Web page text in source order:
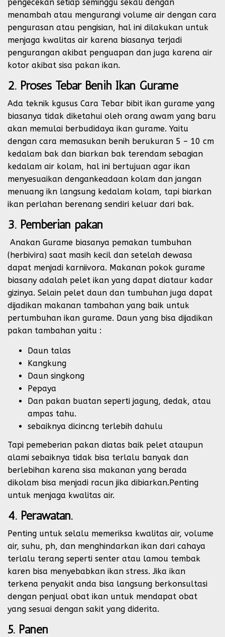
pengecekan setiap seminggu sekali dengan
menambah atau mengurangi volume air dengan cara
pengurasan atau pengisian, hal ini dilakukan untuk
menjaga kwalitas air karena biasanya terjadi
pengurangan akibat penguapan dan juga karena air
kotor akibat sisa pakan ikan.
2. Proses Tebar Benih Ikan Gurame
Ada teknik kgusus Cara Tebar bibit ikan gurame yang
biasanya tidak diketahui oleh orang awam yang baru
akan memulai berbudidaya ikan gurame. Yaitu
dengan cara memasukan benih berukuran 5 – 10 cm
kedalam bak dan biarkan bak terendam sebagian
kedalam air kolam, hal ini bertujuan agar ikan
menyesuaikan dengankeadaan kolam dan jangan
menuang ikn langsung kedalam kolam, tapi biarkan
ikan perlahan berenang sendiri keluar dari bak.
3. Pemberian pakan
Anakan Gurame biasanya pemakan tumbuhan
(herbivira) saat masih kecil dan setelah dewasa
dapat menjadi karniivora. Makanan pokok gurame
biasany adalah pelet ikan yang dapat diataur kadar
gizinya. Selain pelet daun dan tumbuhan juga dapat
dijadikan makanan tambahan yang baik untuk
pertumbuhan ikan gurame. Daun yang bisa dijadikan
pakan tambahan yaitu :
Daun talas
Kangkung
Daun singkong
Pepaya
Dan pakan buatan seperti jagung, dedak, atau
ampas tahu.
sebaiknya dicincng terlebih dahulu
Tapi pemeberian pakan diatas baik pelet ataupun
alami sebaiknya tidak bisa terlalu banyak dan
berlebihan karena sisa makanan yang berada
dikolam bisa menjadi racun jika dibiarkan.Penting
untuk menjaga kwalitas air.
4. Perawatan.
Penting untuk selalu memeriksa kwalitas air, volume
air, suhu, ph, dan menghindarkan ikan dari cahaya
terlalu terang seperti senter atau lamou tembak
karen bisa menyebabkan ikan stress. Jika ikan
terkena penyakit anda bisa langsung berkonsultasi
dengan penjual obat ikan untuk mendapat obat
yang sesuai dengan sakit yang diderita.
5. Panen